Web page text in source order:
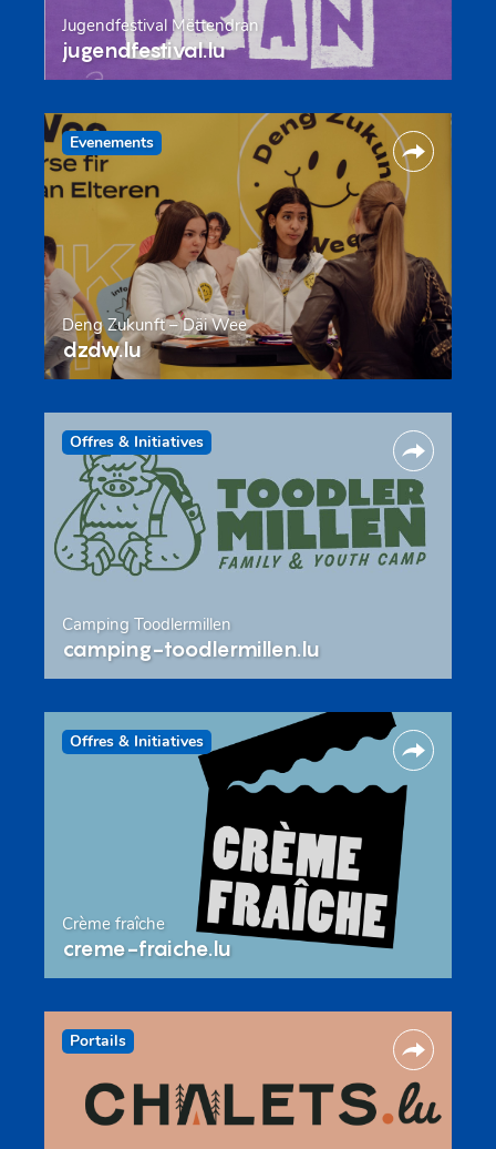
Jugendfestival Mëttendran
jugendfestival.lu
Evenements
Deng Zukunft – Däi Wee
dzdw.lu
Offres & Initiatives
Camping Toodlermillen
camping-toodlermillen.lu
Offres & Initiatives
Crème fraîche
creme-fraiche.lu
Portails